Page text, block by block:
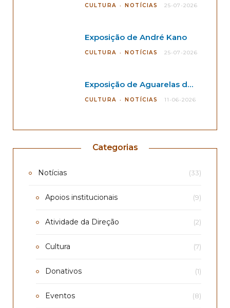
CULTURA NOTÍCIAS 25-07-2026
Exposição de André Kano
CULTURA NOTÍCIAS 25-07-2026
Exposição de Aguarelas de André Kano
CULTURA NOTÍCIAS 11-06-2026
Categorias
Notícias (33)
Apoios institucionais (9)
Atividade da Direção (2)
Cultura (7)
Donativos (1)
Eventos (8)